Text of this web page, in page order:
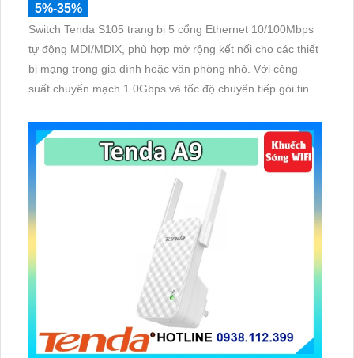
5%-35%
Switch Tenda S105 trang bị 5 cổng Ethernet 10/100Mbps
tự động MDI/MDIX, phù hợp mở rộng kết nối cho các thiết
bị mạng trong gia đình hoặc văn phòng nhỏ. Với công
suất chuyển mạch 1.0Gbps và tốc độ chuyển tiếp gói tin
thiểu độ trễ khi truyền dữ liệu